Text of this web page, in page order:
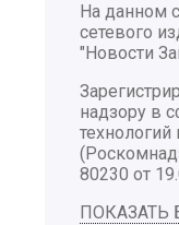
На данном
сетевого
"Новости
надзору в
80230 от
ПОКАЗАТЬ